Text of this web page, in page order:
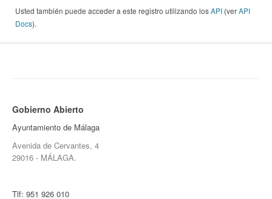
Usted también puede acceder a este registro utilizando losAPI (verAPI
Docs).
Gobierno Abierto
Ayuntamiento de Málaga
Avenida de Cervantes, 4
29016 - MÁLAGA.
Tlf: 951 926 010